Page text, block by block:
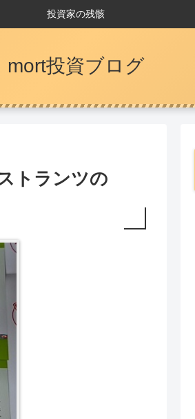
投資家の残骸
mort投資ブログ
トランツの